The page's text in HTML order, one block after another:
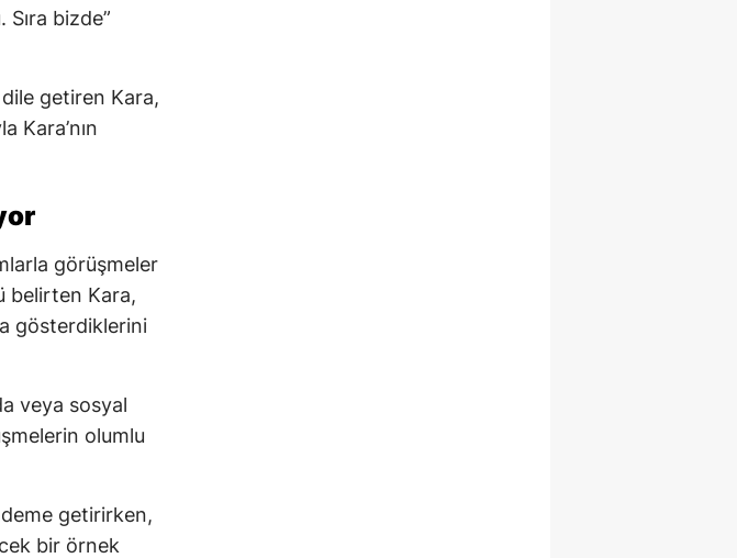
bizde”
getiren Kara,
Kara’nın
görüşmeler
belirten Kara,
gösterdiklerini
veya sosyal
olumlu
getirirken,
bir örnek